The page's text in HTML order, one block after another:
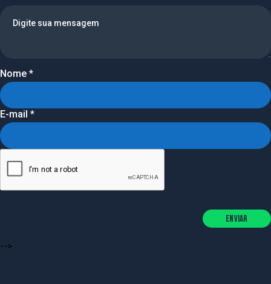
Nome *
E-mail *
Enviar
-->